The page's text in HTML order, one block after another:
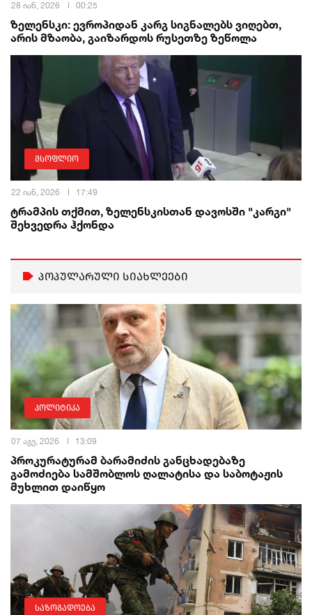
28 იან, 2026 00:25
ზელენსკი: ევროპიდან კარგ სიგნალებს ვიღებთ,
არის მზაობა, გაიზარდოს რუსეთზე ზეწოლა
მსოფლიო
22 იან, 2026 17:49
ტრამპის თქმით, ზელენსკისთან დავოსში "კარგი"
შეხვედრა ჰქონდა
პოპულარული სიახლეები
პოლიტიკა
07 აგვ, 2026 13:09
პროკურატურამ ბარამიძის განცხადებაზე
გამოძიება სამშობლოს ღალატისა და საბოტაჟის
მუხლით დაიწყო
საზოგადოება